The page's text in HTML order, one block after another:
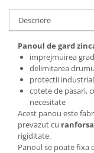
Descriere
Panoul de gard
imprejmuirea
delimitarea
protectii
cotete de pasari,
necesitate
Acest panou este
prevazut cu
rigiditate.
Panoul se poate fixa